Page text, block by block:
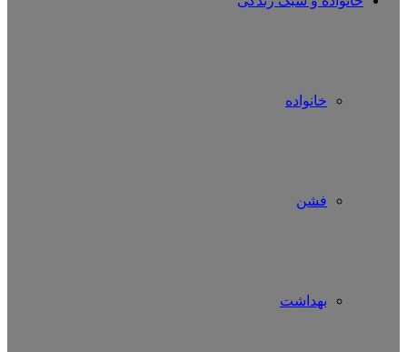
خانواده
فشن
بهداشت